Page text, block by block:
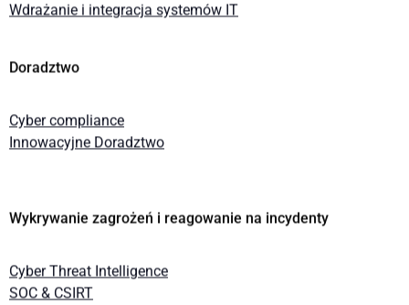
Wdrażanie i integracja systemów IT
Doradztwo
Cyber compliance
Innowacyjne Doradztwo
Wykrywanie zagrożeń i reagowanie na incydenty
Cyber Threat Intelligence
SOC & CSIRT